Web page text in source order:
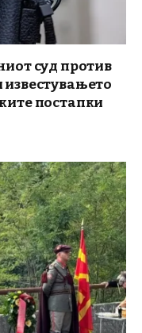
суд против
известувањето
постапки